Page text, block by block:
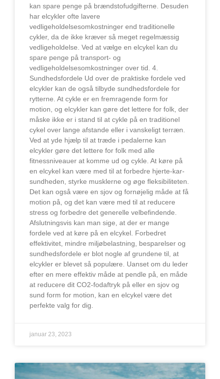
kan spare penge på brændstofudgifterne. Desuden
har elcykler ofte lavere
vedligeholdelsesomkostninger end traditionelle
cykler, da de ikke kræver så meget regelmæssig
vedligeholdelse. Ved at vælge en elcykel kan du
spare penge på transport- og
vedligeholdelsesomkostninger over tid. 4.
Sundhedsfordele Ud over de praktiske fordele ved
elcykler kan de også tilbyde sundhedsfordele for
rytterne. At cykle er en fremragende form for
motion, og elcykler kan gøre det lettere for folk, der
måske ikke er i stand til at cykle på en traditionel
cykel over lange afstande eller i vanskeligt terræn.
Ved at yde hjælp til at træde i pedalerne kan
elcykler gøre det lettere for folk med alle
fitnessniveauer at komme ud og cykle. At køre på
en elcykel kan være med til at forbedre hjerte-kar-
sundheden, styrke musklerne og øge fleksibiliteten.
Det kan også være en sjov og fornøjelig måde at få
motion på, og det kan være med til at reducere
stress og forbedre det generelle velbefindende.
Afslutningsvis kan man sige, at der er mange
fordele ved at køre på en elcykel. Forbedret
effektivitet, mindre miljøbelastning, besparelser og
sundhedsfordele er blot nogle af grundene til, at
elcykler er blevet så populære. Uanset om du leder
efter en mere effektiv måde at pendle på, en måde
at reducere dit CO2-fodaftryk på eller en sjov og
sund form for motion, kan en elcykel være det
perfekte valg for dig.
januar 23, 2023